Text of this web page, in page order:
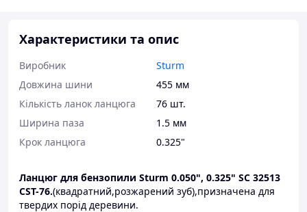
Характеристики та опис
Виробник
Sturm
Довжина шини
455 мм
Кількість ланок ланцюга
76 шт.
Ширина паза
1.5 мм
Крок ланцюга
0.325"
Ланцюг для бензопили Sturm 0.050", 0.325" SC 32513
CST-76.(квадратний,розжарений зуб),призначена для
твердих порід деревини.